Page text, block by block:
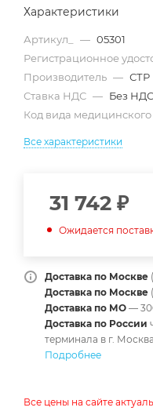
Характеристики
Артикул_ — 05301
Регистрационное
Производитель — СТР
Ставка НДС — Без НДС
Код вида
Все характеристики
31 742 ₽
Ожидается
Доставка по Москве
Доставка по Москве
Доставка по МО —
Доставка по России
терминала в г. Москва
Подробнее
Все цены на сайте